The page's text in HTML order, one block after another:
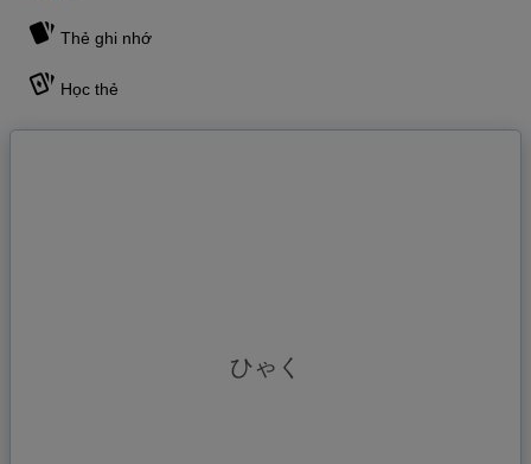
Thẻ ghi nhớ
Học thẻ
ひゃく
trăm